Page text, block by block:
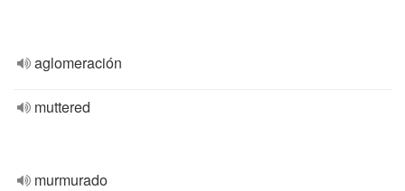
aglomeración
muttered
murmurado